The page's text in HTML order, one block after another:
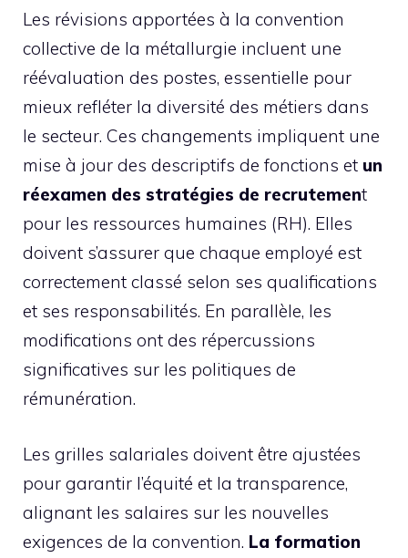
Les révisions apportées à la convention
collective de la métallurgie incluent une
réévaluation des postes, essentielle pour
mieux refléter la diversité des métiers dans
le secteur. Ces changements impliquent une
mise à jour des descriptifs de fonctions et un
réexamen des stratégies de recrutement
pour les ressources humaines (RH). Elles
doivent s’assurer que chaque employé est
correctement classé selon ses qualifications
et ses responsabilités. En parallèle, les
modifications ont des répercussions
significatives sur les politiques de
rémunération.
Les grilles salariales doivent être ajustées
pour garantir l’équité et la transparence,
alignant les salaires sur les nouvelles
exigences de la convention. La formation